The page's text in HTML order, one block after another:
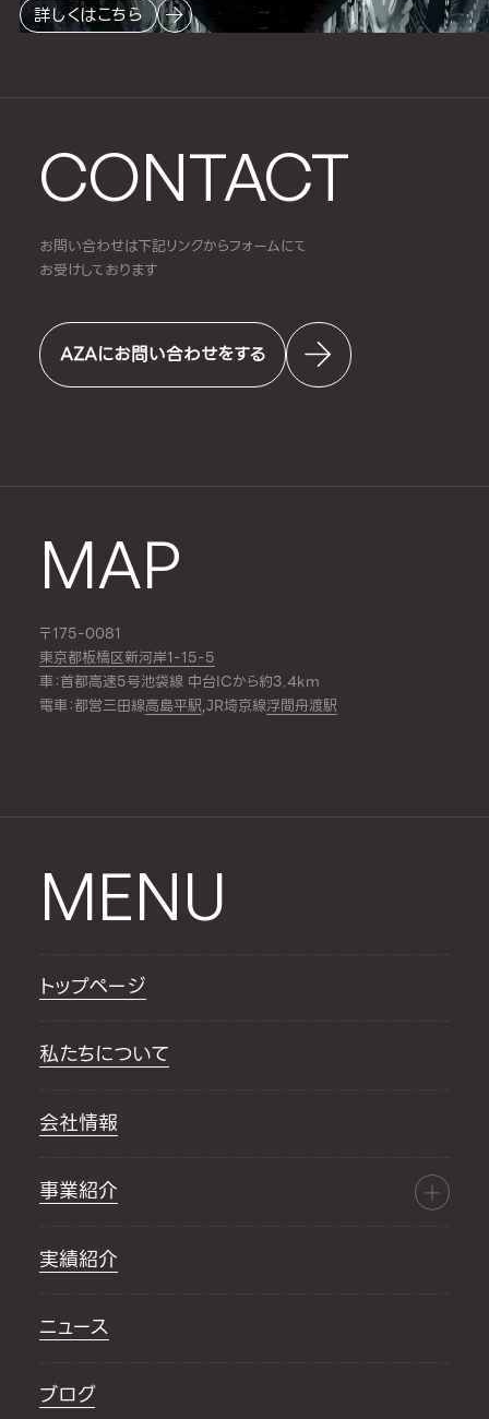
CONTACT
お問い合わせは下記リンクからフォームにて
お受けしております
AZAにお問い合わせをする
MAP
〒175-0081
東京都板橋区新河岸1-15-5
車：首都高速5号池袋線 中台ICから約3.4km
電車：都営三田線高島平駅,JR埼京線浮間舟渡駅
詳しくはこちら
MENU
トップページ
私たちについて
会社情報
事業紹介
実績紹介
ニュース
ブログ